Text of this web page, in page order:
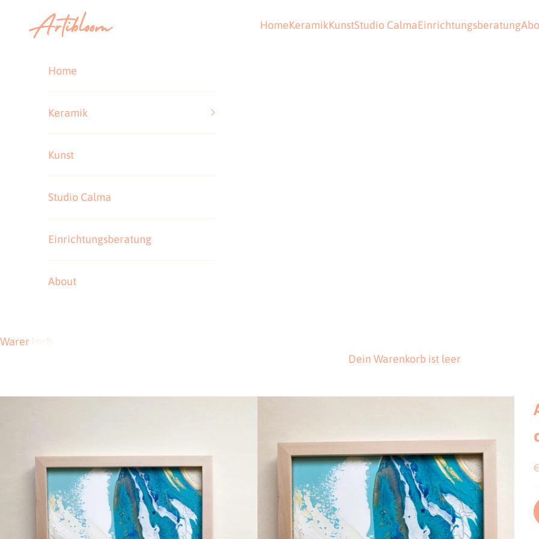
Artibloom
HomeKeramikKunstStudio CalmaEinrichtungsberatung
Home
Keramik
Kunst
Studio Calma
Einrichtungsberatung
About
Warenkorb
Dein Warenkorb ist leer